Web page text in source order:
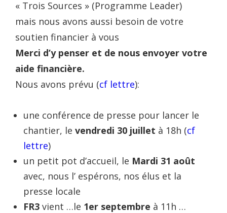
« Trois Sources » (Programme Leader)
mais nous avons aussi besoin de votre
soutien financier à vous
Merci d’y penser et de nous envoyer votre
aide financière.
Nous avons prévu (cf lettre):
une conférence de presse pour lancer le
chantier, levendredi 30 juillet à 18h (cf
lettre)
un petit pot d’accueil, le Mardi 31 août
avec, nous l’ espérons, nos élus et la
presse locale
FR3vient …le 1er septembre à 11h …